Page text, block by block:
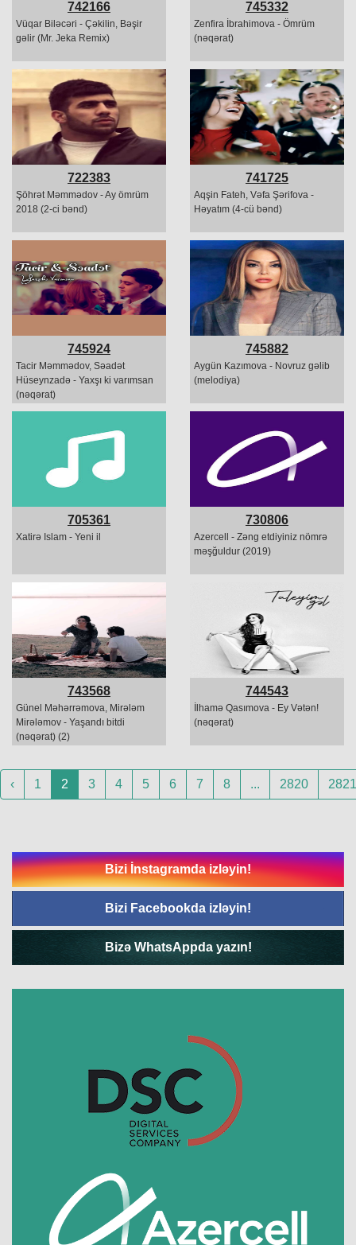
742166
Vüqar Biləcəri - Çəkilin, Bəşir
gəlir (Mr. Jeka Remix)
745332
Zenfira İbrahimova - Ömrüm
(nəqərat)
722383
Şöhrət Məmmədov - Ay ömrüm
2018 (2-ci bənd)
741725
Aqşin Fateh, Vəfa Şərifova -
Həyatım (4-cü bənd)
745924
Tacir Məmmədov, Səadət
Hüseynzadə - Yaxşı ki varımsan
(nəqərat)
745882
Aygün Kazımova - Novruz gəlib
(melodiya)
705361
Xatirə Islam - Yeni il
730806
Azercell - Zəng etdiyiniz nömrə
məşğuldur (2019)
743568
Günel Məhərrəmova, Mirələm
Mirələmov - Yaşandı bitdi
(nəqərat) (2)
744543
İlhamə Qasımova - Ey Vətən!
(nəqərat)
‹ 1 2 3 4 5 6 7 8 ... 2820 2821
Bizi İnstagramda izləyin!
Bizi Facebookda izləyin!
Bizə WhatsAppda yazın!